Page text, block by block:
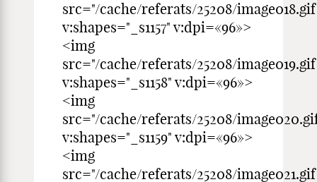
src="/cache/referats/25208/
v:shapes="_s1157" v:dpi=«96»>
<img
src="/cache/referats/25208/
v:shapes="_s1158" v:dpi=«96»>
<img
src="/cache/referats/25208/
v:shapes="_s1159" v:dpi=«96»>
<img
src="/cache/referats/25208/